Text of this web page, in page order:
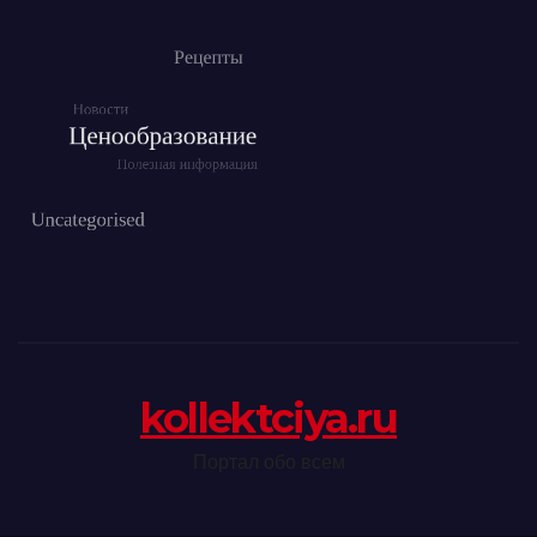
kollektciya.ru